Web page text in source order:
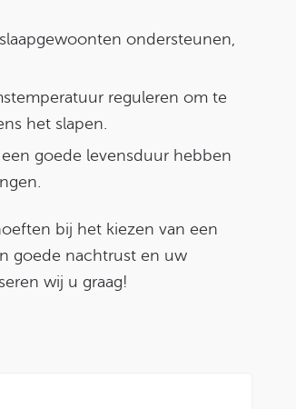
ondersteunen,
reguleren om te
het slapen.
goede levensduur hebben
bij het kiezen van een
goede nachtrust en uw
wij u graag!